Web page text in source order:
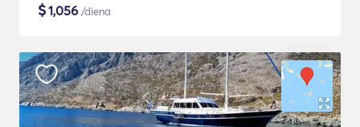
$1,056 /diena